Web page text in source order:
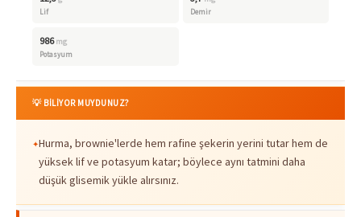
Lif Demir
986 mg
Potasyum
💡 BİLİYOR MUYDUNUZ?
Hurma, brownie'lerde hem rafine şekerin yerini tutar hem de
yüksek lif ve potasyum katar; böylece aynı tatmini daha
düşük glisemik yükle alırsınız.